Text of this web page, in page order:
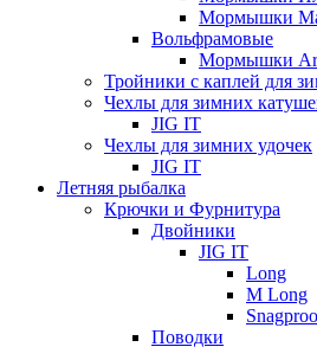
Мормышки
Вольфрамовые
Мормышки
Тройники с каплей для
Чехлы для зимних
JIG IT
Чехлы для зимних удочек
JIG IT
Летняя рыбалка
Крючки и Фурнитура
Двойники
JIG IT
Long
M Long
Поводки